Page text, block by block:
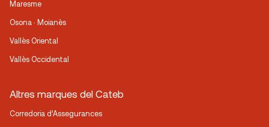
Maresme
Osona · Moianès
Vallès Oriental
Vallès Occidental
Altres marques del Cateb
Corredoria d’Assegurances